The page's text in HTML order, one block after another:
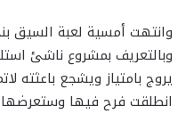
وانتهت أمسية لعبة السيق
وبالتعريف بمشروع ناشئ
يروج بامتياز ويشجع باعثته
انطلقت فرح فيها وستعرضها